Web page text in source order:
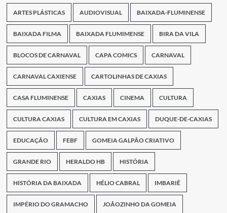
ARTES PLÁSTICAS AUDIOVISUAL BAIXADA-FLUMINENSE
BAIXADA FILMA BAIXADA FLUMIMENSE BIRA DA VILA
BLOCOS DE CARNAVAL CAPA COMICS CARNAVAL
CARNAVAL CAXIENSE CARTOLINHAS DE CAXIAS
CASA FLUMINENSE CAXIAS CINEMA CULTURA
CULTURA CAXIAS CULTURA EM CAXIAS DUQUE-DE-CAXIAS
EDUCAÇÃO FEBF GOMEIA GALPÃO CRIATIVO
GRANDE RIO HERALDO HB HISTÓRIA
HISTÓRIA DA BAIXADA HÉLIO CABRAL IMBARIÊ
IMPÉRIO DO GRAMACHO JOÃOZINHO DA GOMEIA